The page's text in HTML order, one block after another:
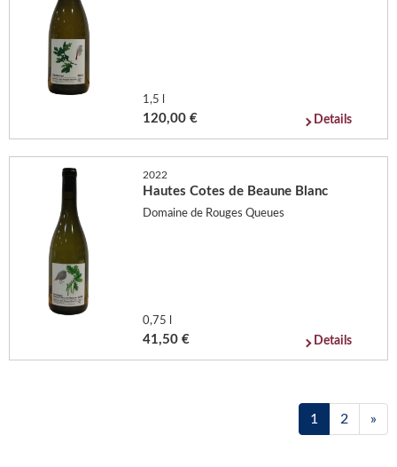
1,5 l
120,00 € Details
2022
Hautes Cotes de Beaune Blanc
Domaine de Rouges Queues
0,75 l
41,50 € Details
1 2 »